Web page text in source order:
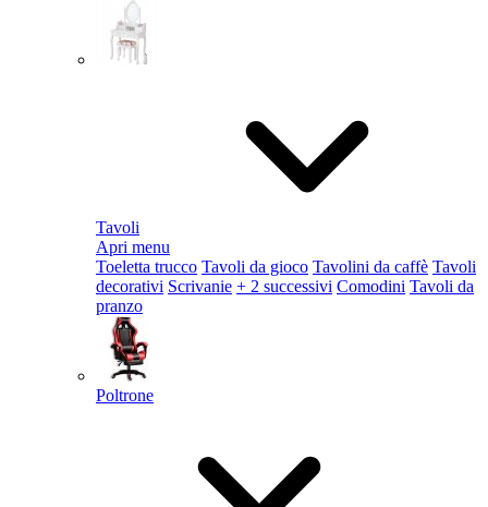
Tavoli
Apri menu
Toeletta trucco Tavoli da gioco Tavolini da caffè Tavoli
decorativi Scrivanie + 2 successivi Comodini Tavoli da
pranzo
Poltrone